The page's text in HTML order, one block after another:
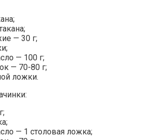
— 30 г;
— 100 г;
— 70-80 г;
ложки.
— 1 столовая ложка;